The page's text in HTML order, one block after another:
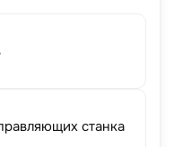
станка